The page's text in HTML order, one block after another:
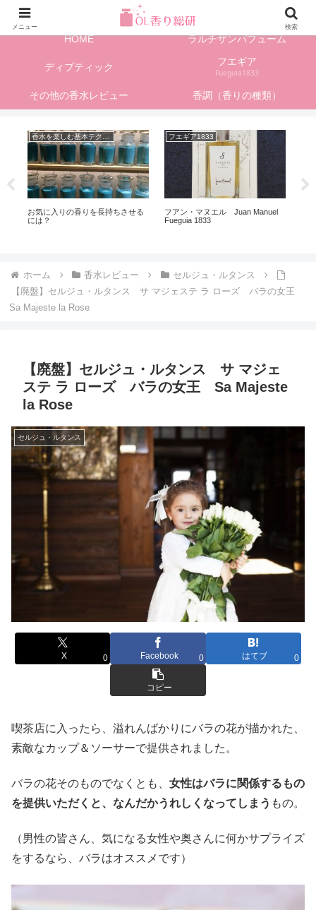
フレグランス情報、香水レビューサイト
HOME ラルチザンパフューム
ディプティック フエギア
Fueguia1833
その他の香水レビュー 香調（香りの種類）
香水を楽しむ基本テクニック
お気に入りの香りを長持ちさせる
には？
フエギア1833
フアン・マヌエル Juan Manuel
Fueguia 1833
ホーム 香水レビュー
セルジュ・ルタンス
【廃盤】セルジュ・ルタンス サ マジェステ ラ ローズ バラの女王
Sa Majeste la Rose
【廃盤】セルジュ・ルタンス サ マジェ
ステ ラ ローズ バラの女王 Sa Majeste
la Rose
セルジュ・ルタンス
X 0 Facebook 0 はてブ 0
コピー
喫茶店に入ったら、溢れんばかりにバラの花が描かれた、
素敵なカップ＆ソーサーで提供されました。
バラの花そのものでなくとも、 女性はバラに関係するもの
を提供いただくと、なんだかうれしくなってしまう もの。
（男性の皆さん、気になる女性や奥さんに何かサプライズ
をするなら、バラはオススメです）
メニュー 検索